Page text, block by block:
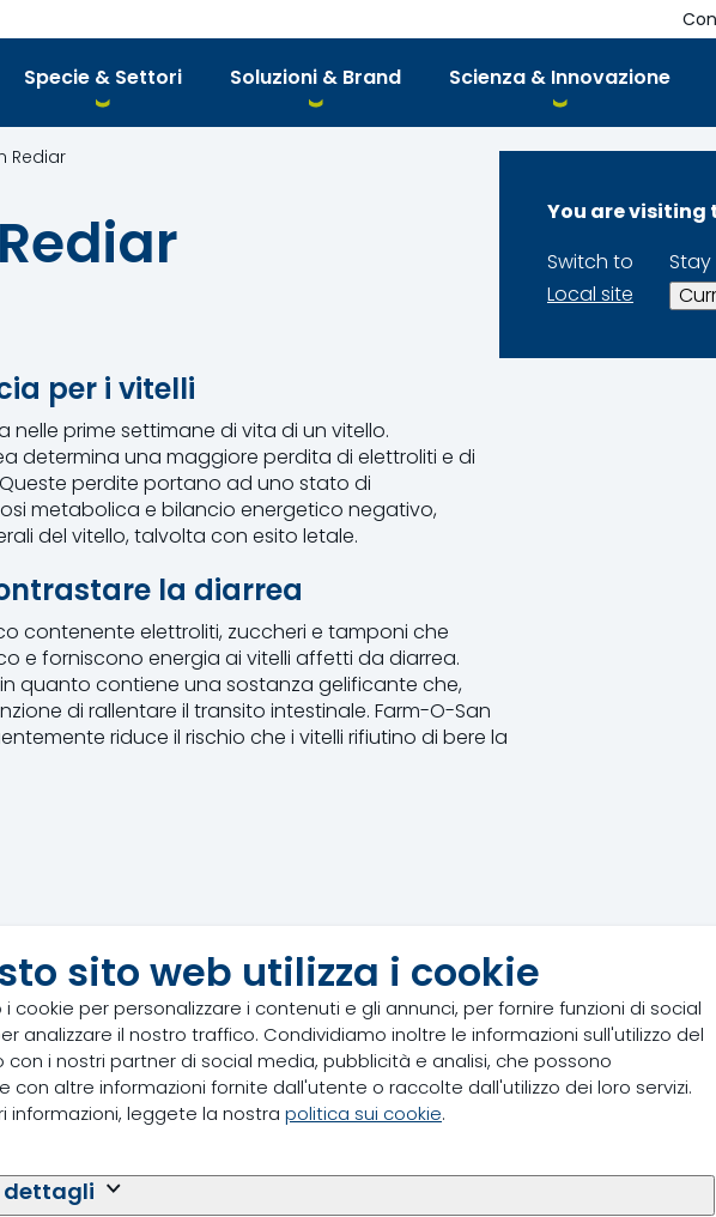
sito web utilizza i cookie
i cookie per personalizzare i contenuti e gli annunci, per fornire funzioni di social
analizzare il nostro traffico. Condividiamo inoltre le informazioni sull'utilizzo del
con i nostri partner di social media, pubblicità e analisi, che possono
con altre informazioni fornite dall'utente o raccolte dall'utilizzo dei loro servizi.
informazioni, leggete la nostra politica sui cookie.
dettagli
Specie & Settori Soluzioni & Brand Scienza & Innovazione
You are visiting
Switch to
Local site
Rediar
per i vitelli
prime settimane di vita di un vitello.
determina una maggiore perdita di elettroliti e di
perdite portano ad uno stato di
metabolica e bilancio energetico negativo,
del vitello, talvolta con esito letale.
la diarrea
contenente elettroliti, zuccheri e tamponi che
e forniscono energia ai vitelli affetti da diarrea.
quanto contiene una sostanza gelificante che,
di rallentare il transito intestinale. Farm-O-San
riduce il rischio che i vitelli rifiutino di bere la
primi segni di disordini digestivi, quando la
il vitello è ancora vigile.
per litro di latte/sostituto del latte
per litro di acqua e fornire la soluzione elettrolitica